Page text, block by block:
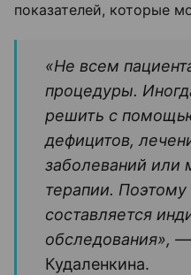
показателей, которые
«Не всем
процедуры.
решить с
дефицитов,
заболеваний или
терапии. Поэтому
составляется
обследования», —
Кудаленкина.